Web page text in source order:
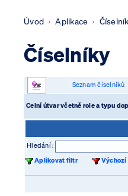
Úvod Aplikace
Číselníky
Seznam číselníků
Celní útvar včetně role a typu
Hledání :
Aplikovat filtr